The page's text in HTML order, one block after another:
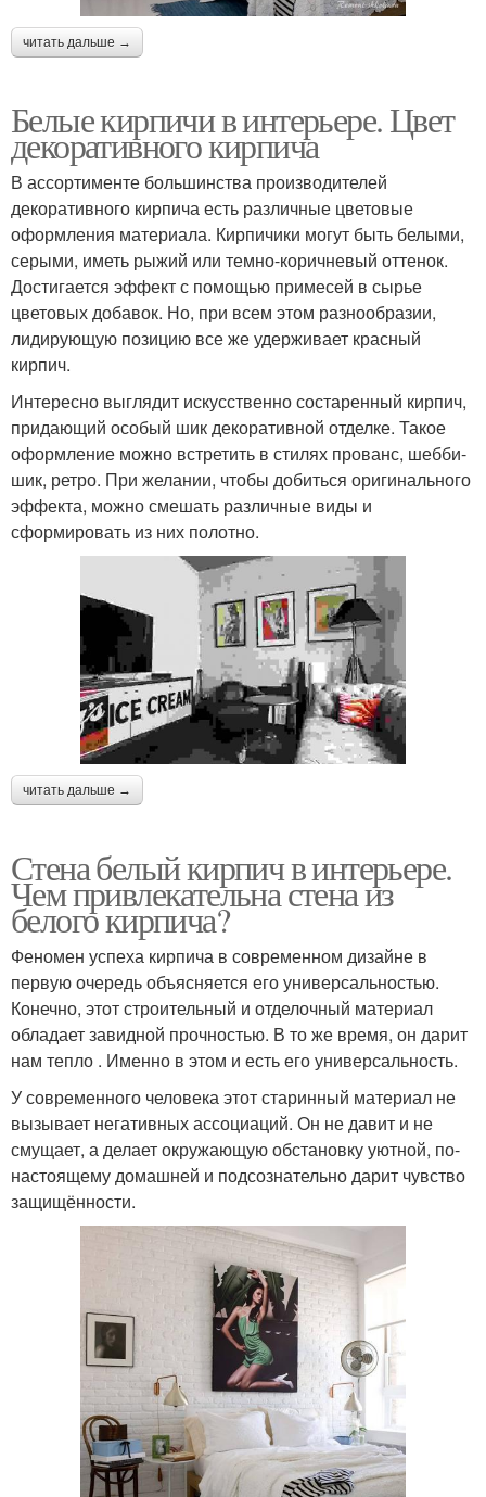
читать дальше →
Белые кирпичи в интерьере. Цвет
декоративного кирпича
В ассортименте большинства производителей
декоративного кирпича есть различные цветовые
оформления материала. Кирпичики могут быть белыми,
серыми, иметь рыжий или темно-коричневый оттенок.
Достигается эффект с помощью примесей в сырье
цветовых добавок. Но, при всем этом разнообразии,
лидирующую позицию все же удерживает красный
кирпич.
Интересно выглядит искусственно состаренный кирпич,
придающий особый шик декоративной отделке. Такое
оформление можно встретить в стилях прованс, шебби-
шик, ретро. При желании, чтобы добиться оригинального
эффекта, можно смешать различные виды и
сформировать из них полотно.
читать дальше →
Стена белый кирпич в интерьере.
Чем привлекательна стена из
белого кирпича?
Феномен успеха кирпича в современном дизайне в
первую очередь объясняется его универсальностью.
Конечно, этот строительный и отделочный материал
обладает завидной прочностью. В то же время, он дарит
нам тепло . Именно в этом и есть его универсальность.
У современного человека этот старинный материал не
вызывает негативных ассоциаций. Он не давит и не
смущает, а делает окружающую обстановку уютной, по-
настоящему домашней и подсознательно дарит чувство
защищённости.